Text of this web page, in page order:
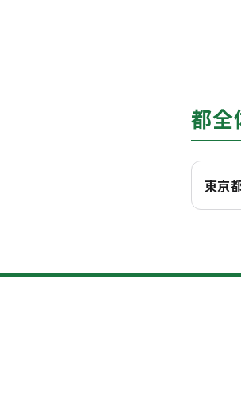
都
東京